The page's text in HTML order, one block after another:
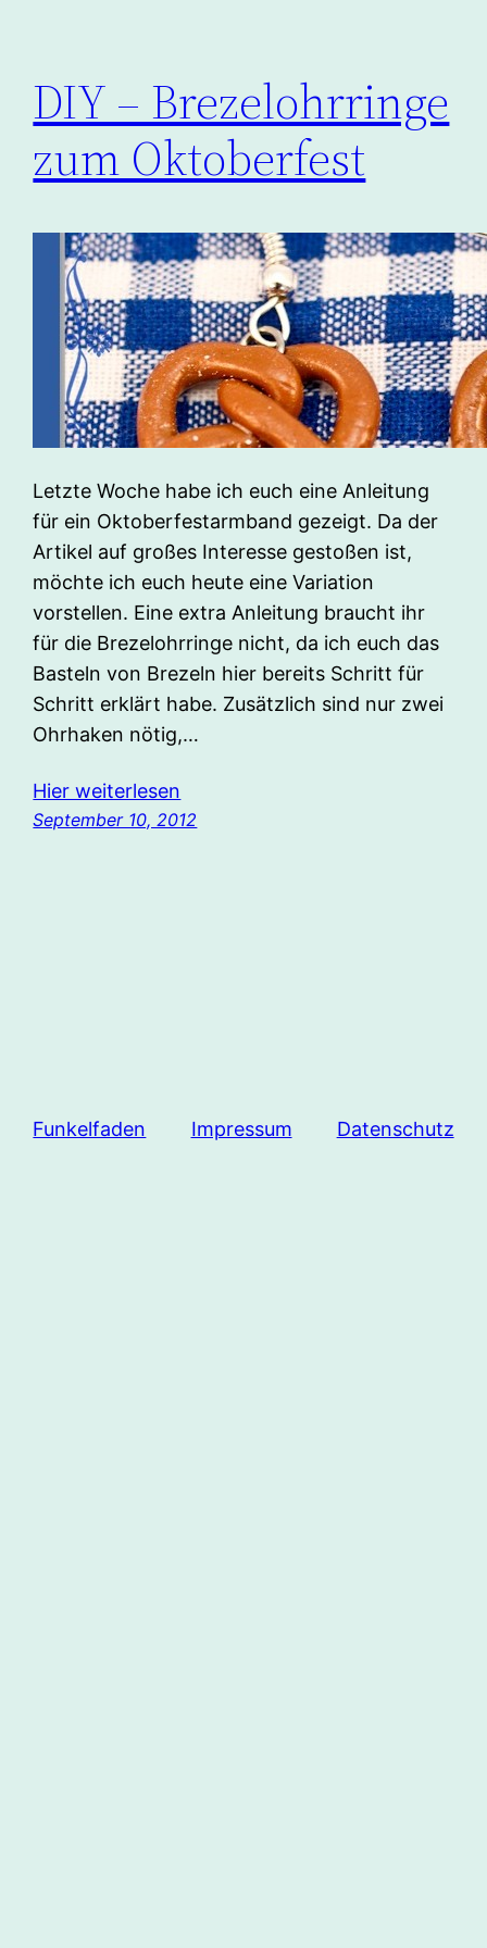
DIY – Brezelohrringe
zum Oktoberfest
Letzte Woche habe ich euch eine Anleitung
für ein Oktoberfestarmband gezeigt. Da der
Artikel auf großes Interesse gestoßen ist,
möchte ich euch heute eine Variation
vorstellen. Eine extra Anleitung braucht ihr
für die Brezelohrringe nicht, da ich euch das
Basteln von Brezeln hier bereits Schritt für
Schritt erklärt habe. Zusätzlich sind nur zwei
Ohrhaken nötig,…
Hier weiterlesen
September 10, 2012
Funkelfaden Impressum Datenschutz